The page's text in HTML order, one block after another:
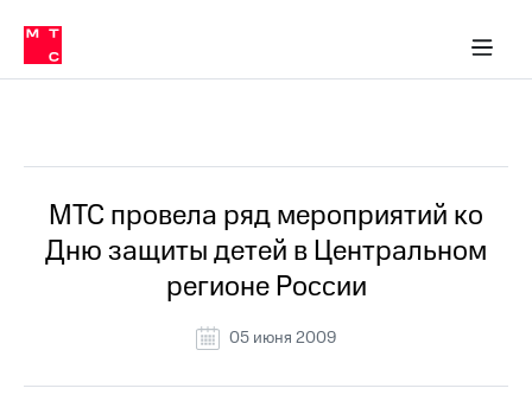
Медиа-центр
и акционерам
Устойчивое развитие
Комплаенс и деловая этика
компании
Карьера
История
компании
Руководство
информация
в МТС
Пресс-
релизы
о технологиях
МТС провела ряд мероприятий ко
Дню защиты детей в Центральном
регионе России
05 июня 2009